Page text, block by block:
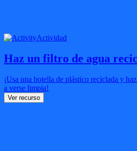
Actividad
Haz un filtro de agua
¡Usa una botella de plástico reciclada y
a verse limpia!
Ver recurso